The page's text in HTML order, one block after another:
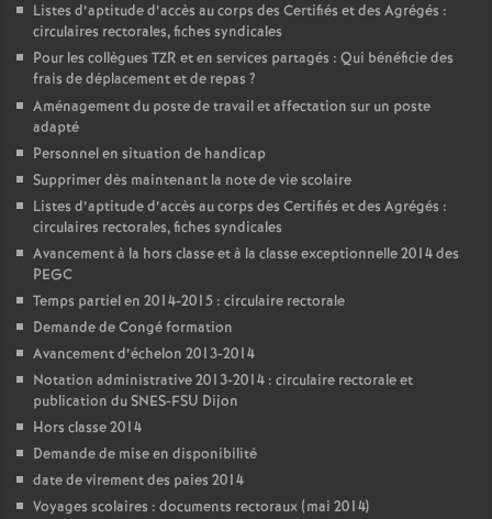
Listes d’aptitude d’accès au corps des Certifiés et des Agrégés :
circulaires rectorales, fiches syndicales
Pour les collègues TZR et en services partagés : Qui bénéficie des
frais de déplacement et de repas ?
Aménagement du poste de travail et affectation sur un poste
adapté
Personnel en situation de handicap
Supprimer dès maintenant la note de vie scolaire
Listes d’aptitude d’accès au corps des Certifiés et des Agrégés :
circulaires rectorales, fiches syndicales
Avancement à la hors classe et à la classe exceptionnelle 2014 des
PEGC
Temps partiel en 2014-2015 : circulaire rectorale
Demande de Congé formation
Avancement d’échelon 2013-2014
Notation administrative 2013-2014 : circulaire rectorale et
publication du SNES-FSU Dijon
Hors classe 2014
Demande de mise en disponibilité
date de virement des paies 2014
Voyages scolaires : documents rectoraux (mai 2014)